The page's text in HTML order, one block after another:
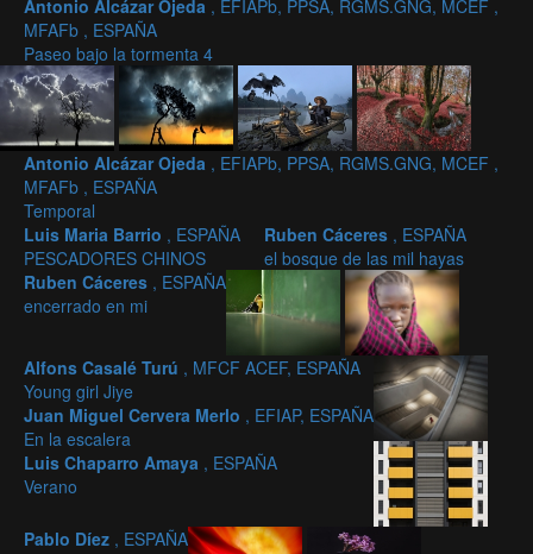
Antonio Alcázar Ojeda , EFIAPb, PPSA, RGMS.GNG, MCEF ,
MFAFb , ESPAÑA
Paseo bajo la tormenta 4
Antonio Alcázar Ojeda , EFIAPb, PPSA, RGMS.GNG, MCEF ,
MFAFb , ESPAÑA
Temporal
Luis Maria Barrio , ESPAÑA
PESCADORES CHINOS
Ruben Cáceres , ESPAÑA
el bosque de las mil hayas
Ruben Cáceres , ESPAÑA
encerrado en mi
Alfons Casalé Turú , MFCF ACEF, ESPAÑA
Young girl Jiye
Juan Miguel Cervera Merlo , EFIAP, ESPAÑA
En la escalera
Luis Chaparro Amaya , ESPAÑA
Verano
Pablo Díez , ESPAÑA